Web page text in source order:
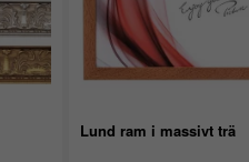
Lund ram i massivt trä